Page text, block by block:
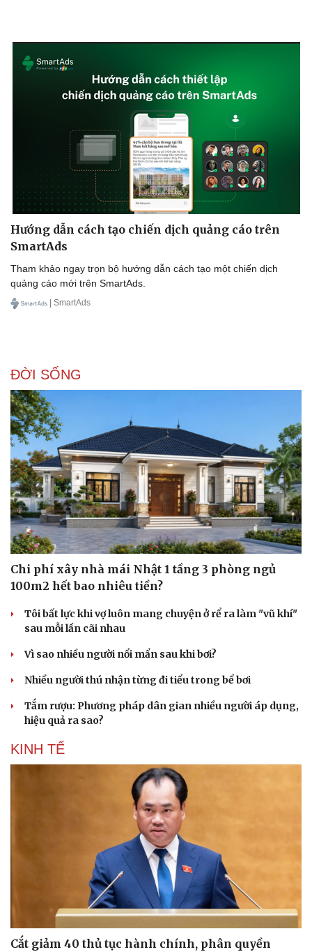
Doanh nghiệp
Thông tin doanh nghiệp
Doanh nghiệp 24h
Vì cộng đồng
Sành điệu
Tin Công nghệ
Trải nghiệm
Chuyển đổi số
Hướng dẫn cách tạo chiến dịch quảng cáo trên
SmartAds
Tham khảo ngay trọn bộ hướng dẫn cách tạo một chiến dịch
quảng cáo mới trên SmartAds.
| SmartAds
ĐỜI SỐNG
Chi phí xây nhà mái Nhật 1 tầng 3 phòng ngủ
100m2 hết bao nhiêu tiền?
Tôi bất lực khi vợ luôn mang chuyện ở rể ra làm "vũ khí"
sau mỗi lần cãi nhau
Vì sao nhiều người nổi mẩn sau khi bơi?
Nhiều người thú nhận từng đi tiểu trong bể bơi
Tắm rượu: Phương pháp dân gian nhiều người áp dụng,
hiệu quả ra sao?
KINH TẾ
Cắt giảm 40 thủ tục hành chính, phân quyền